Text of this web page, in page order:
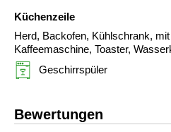
Küchenzeile
Herd, Backofen, Kühlschrank,
Kaffeemaschine, Toaster,
Geschirrspüler
Bewertungen